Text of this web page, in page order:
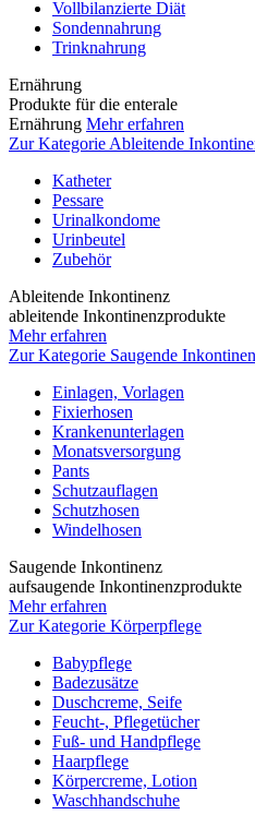
Vollbilanzierte Diät
Sondennahrung
Trinknahrung
Ernährung
Produkte für die enterale
Ernährung Mehr erfahren
Zur Kategorie Ableitende
Katheter
Pessare
Urinalkondome
Urinbeutel
Zubehör
Ableitende Inkontinenz
ableitende Inkontinenzprodukte
Mehr erfahren
Zur Kategorie Saugende
Einlagen, Vorlagen
Fixierhosen
Krankenunterlagen
Monatsversorgung
Pants
Schutzauflagen
Schutzhosen
Windelhosen
Saugende Inkontinenz
aufsaugende Inkontinenzprodukte
Mehr erfahren
Zur Kategorie Körperpflege
Babypflege
Badezusätze
Duschcreme, Seife
Feucht-, Pflegetücher
Fuß- und Handpflege
Haarpflege
Körpercreme, Lotion
Waschhandschuhe